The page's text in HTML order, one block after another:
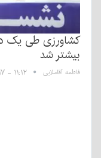
بیشتر شد
فاطمه آقاملایی ۱۱:۱۲ - ۱۷ آبان ۱۴۰۴